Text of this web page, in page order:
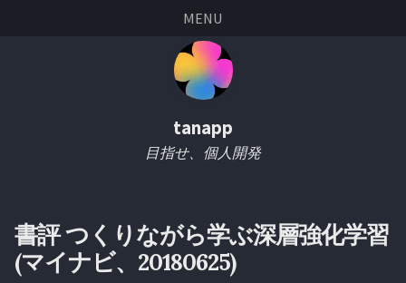
MENU
tanapp
目指せ、個人開発
書評 つくりながら学ぶ深層強化学習
(マイナビ、20180625)